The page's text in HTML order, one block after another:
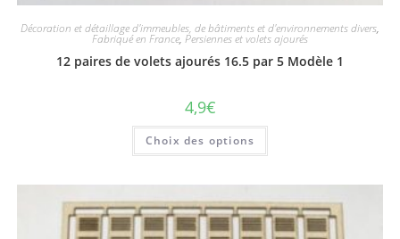
Décoration et détaillage d'immeubles, de bâtiments et d'environnements divers,
Fabriqué en France, Persiennes et volets ajourés
12 paires de volets ajourés 16.5 par 5 Modèle 1
4,9€
Choix des options